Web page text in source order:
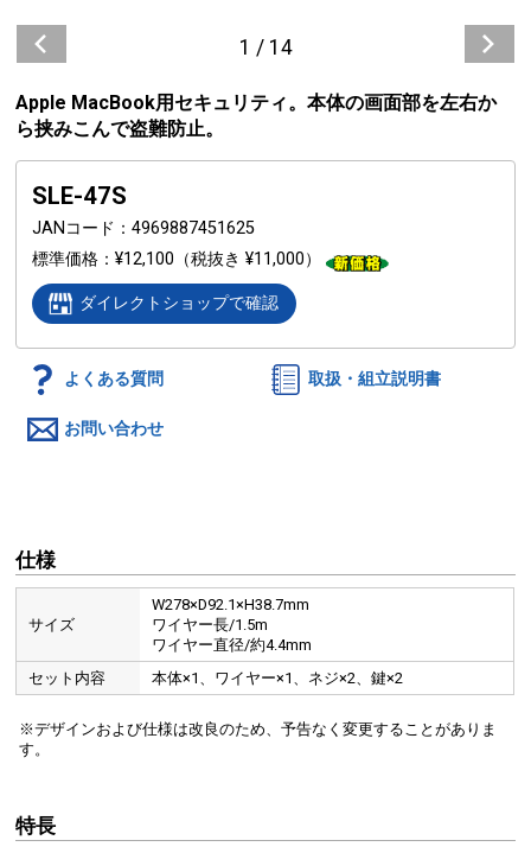
1 / 14
Apple MacBook用セキュリティ。本体の画面部を左右か
ら挟みこんで盗難防止。
SLE-47S
JANコード
4969887451625
標準価格
¥12,100 （税抜き ¥11,000）
ダイレクトショップで確認
よくある質問 取扱・組立説明書
お問い合わせ
仕様
サイズ
W278×D92.1×H38.7mm
ワイヤー長/1.5m
ワイヤー直径/約4.4mm
セット内容
本体×1、ワイヤー×1、ネジ×2、鍵×2
※デザインおよび仕様は改良のため、予告なく変更することがありま
す。
特長